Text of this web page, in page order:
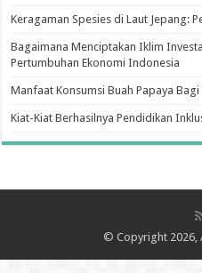
Keragaman Spesies di Laut Jepang:
Bagaimana Menciptakan Iklim
Pertumbuhan Ekonomi Indonesia
Manfaat Konsumsi Buah Papaya Bagi
Kiat-Kiat Berhasilnya Pendidikan
© Copyright 2026,